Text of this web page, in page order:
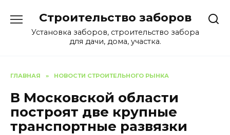
содержанию
Строительство заборов
Установка заборов, строительство забора
для дачи, дома, участка.
ГЛАВНАЯ » НОВОСТИ СТРОИТЕЛЬНОГО РЫНКА
В Московской области
построят две крупные
транспортные развязки